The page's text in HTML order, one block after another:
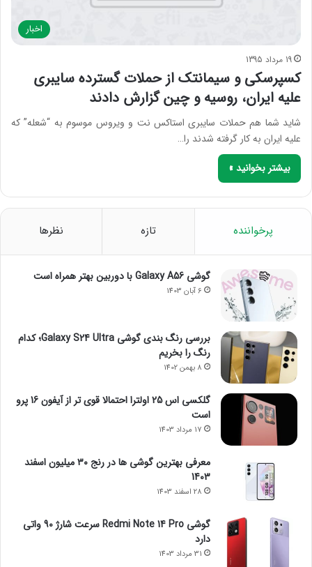
اخبار
19 مرداد 1395
کسپرسکی و سیمانتک از حملات گسترده سایبری
علیه ایران، روسیه و چین گزارش دادند
شاید شما هم حملات سایبری استاکس نت و ویروس موسوم به “شعله” که
علیه ایران به کار گرفته شدند را…
بیشتر بخوانید »
پرخواننده تازه نظرها
گوشی Galaxy A56 با دوربین بهتر همراه است
6 آبان 1403
بررسی رنگ بندی گوشی Galaxy S24 Ultra؛ کدام
رنگ را بخریم
8 بهمن 1402
گلکسی اس 25 اولترا احتمالا قوی تر از آیفون 16 پرو
است
17 مرداد 1403
معرفی بهترین گوشی ها در رنج ۳۰ میلیون اسفند
1403
28 اسفند 1403
گوشی Redmi Note 14 Pro سرعت شارژ 90 واتی
دارد
31 مرداد 1403